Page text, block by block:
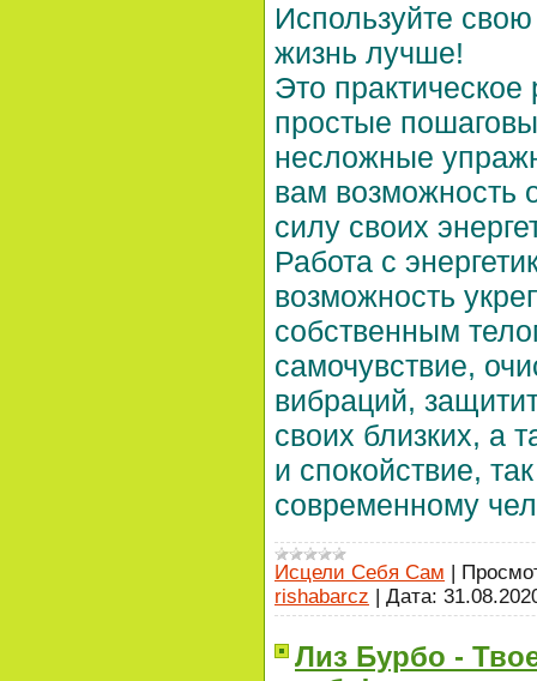
Используйте
жизнь лучше!
Это практическое
простые
несложные
вам возможность
силу своих
Работа с
возможность
собственным
самочувствие,
вибраций,
своих близких, а
и спокойствие,
современному
Исцели Себя Сам |
rishabarcz | Дата:
Лиз Бурбо -